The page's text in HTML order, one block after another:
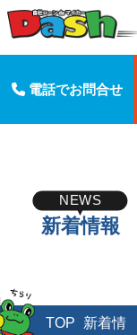
電話でお問合せ
NEWS
新着情報
TOP
新着情